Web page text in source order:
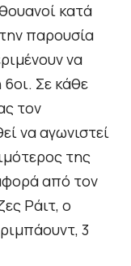
κατά
παρουσία
να
Σε κάθε
τον
να αγωνιστεί
της
από τον
Ράιτ, ο
3